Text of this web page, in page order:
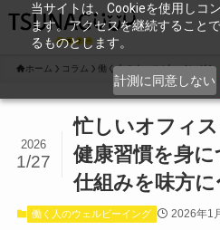
当サイトは、Cookieを使用しコ
ます。アクセスを継続すること
るものとします。
計測に同意しない
ホーム コラム 働く人のウェルビーイング
忙しいオフィ
健康習慣を身
仕組みを味方に
2026
1/27
働く人のウェルビーイング 2026年1